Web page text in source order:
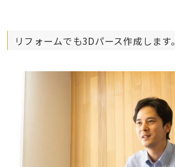
リフォームでも3Dパース作成します。